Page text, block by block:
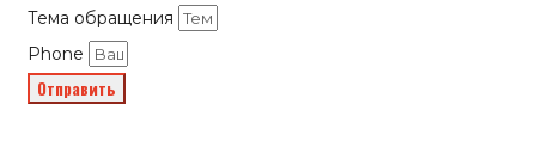
Тема обращения
Phone
Отправить